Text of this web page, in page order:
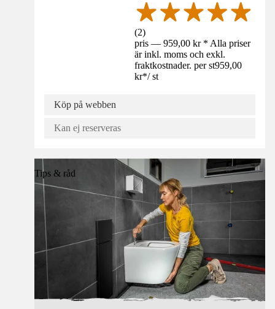
(2)
pris — 959,00 kr * Alla priser
är inkl. moms och exkl.
fraktkostnader. per st959,00
kr*/ st
Köp på webben
Kan ej reserveras
Tips & råd